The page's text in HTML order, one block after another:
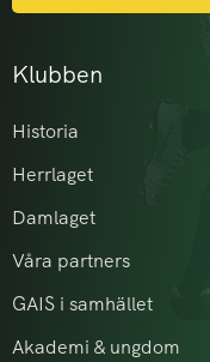
Klubben
Historia
Herrlaget
Damlaget
Våra partners
GAIS i samhället
Akademi & ungdom